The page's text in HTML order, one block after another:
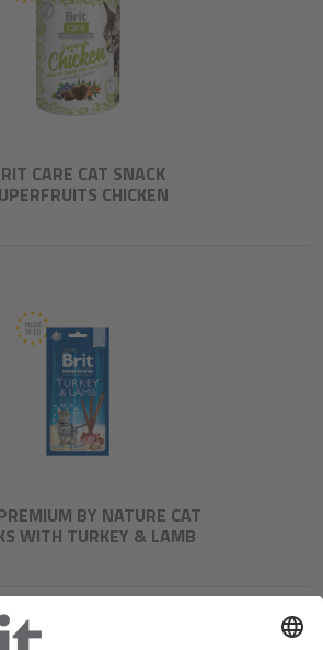
CARE CAT SNACK
CHICKEN
BY NATURE CAT
WITH TURKEY & LAMB